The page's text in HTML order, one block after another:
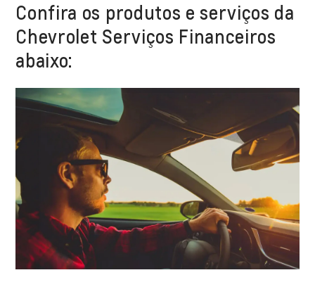
Confira os produtos e serviços da
Chevrolet Serviços Financeiros
abaixo: